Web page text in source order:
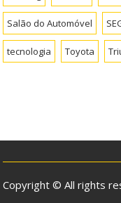
Salão do Automóvel
tecnologia Toyota
Copyright © All rights